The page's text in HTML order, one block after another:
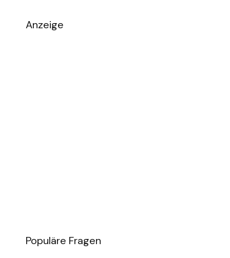
Anzeige
Populäre Fragen